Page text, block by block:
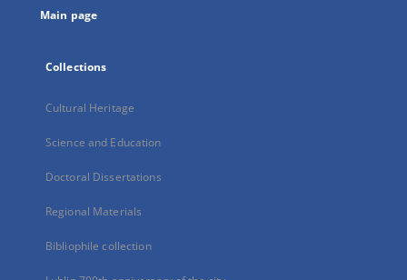
Main page
Collections
Cultural Heritage
Science and Education
Doctoral Dissertations
Regional Materials
Bibliophile collection